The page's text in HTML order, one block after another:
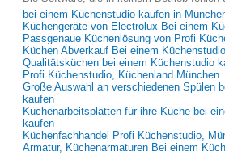
bei einem Küchenstudio kaufen in
Küchengeräte von Electrolux Bei einem
Passgenaue Küchenlösung von Profi
Küchen Abverkauf Bei einem
Qualitätsküchen bei einem Küchenstudio
Profi Küchenstudio, Küchenland München
Große Auswahl an verschiedenen Spülen
kaufen
Küchenarbeitsplatten für ihre Küche bei
kaufen
Küchenfachhandel Profi Küchenstudio,
Armatur, Küchenarmaturen Bei einem